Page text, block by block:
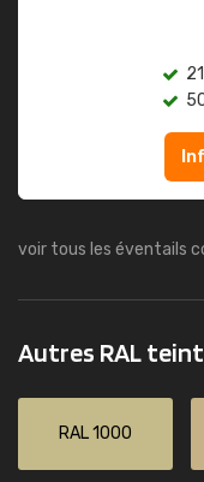
voir tous les éventails
Autres RAL
RAL 1000